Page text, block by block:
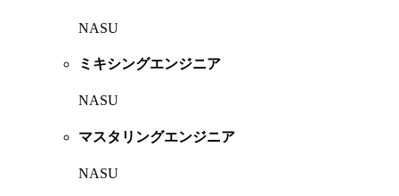
NASU
ミキシングエンジニア
NASU
マスタリングエンジニア
NASU